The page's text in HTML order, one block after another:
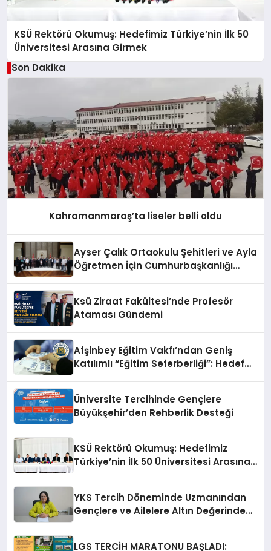
KSÜ Rektörü Okumuş: Hedefimiz Türkiye’nin İlk 50
Üniversitesi Arasına Girmek
Son Dakika
Kahramanmaraş’ta liseler belli oldu
Ayser Çalık Ortaokulu Şehitleri ve Ayla
Öğretmen İçin Cumhurbaşkanlığı
Ksü Ziraat Fakültesi’nde Profesör
Ataması Gündemi
Afşinbey Eğitim Vakfı’ndan Geniş
Katılımlı “Eğitim Seferberliği”: Hedef
Üniversite Tercihinde Gençlere
Büyükşehir’den Rehberlik Desteği
KSÜ Rektörü Okumuş: Hedefimiz
Türkiye’nin İlk 50 Üniversitesi Arasına
YKS Tercih Döneminde Uzmanından
Gençlere ve Ailelere Altın Değerinde
LGS TERCİH MARATONU BAŞLADI: